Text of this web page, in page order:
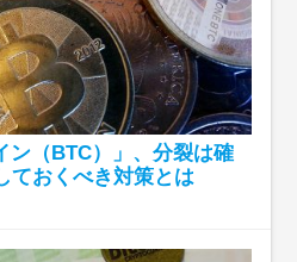
ン（BTC）」、分裂は確
ておくべき対策とは